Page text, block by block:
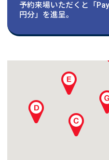
企業・IR情報
予約来場いただくと「
円分」を進呈。